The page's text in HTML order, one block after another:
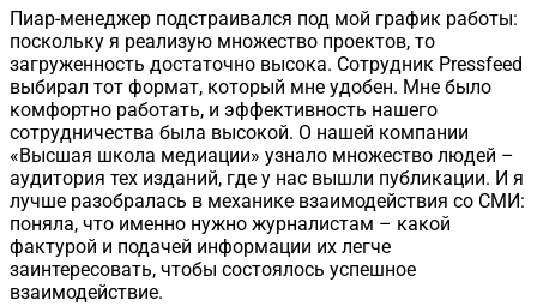
Пиар-менеджер подстраивался под мой график работы:
поскольку я реализую множество проектов, то
загруженность достаточно высока. Сотрудник Pressfeed
выбирал тот формат, который мне удобен. Мне было
комфортно работать, и эффективность нашего
сотрудничества была высокой. О нашей компании
«Высшая школа медиации» узнало множество людей –
аудитория тех изданий, где у нас вышли публикации. И я
лучше разобралась в механике взаимодействия со СМИ:
поняла, что именно нужно журналистам – какой
фактурой и подачей информации их легче
заинтересовать, чтобы состоялось успешное
взаимодействие.